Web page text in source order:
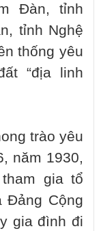
Đàn, tỉnh
tỉnh Nghệ
thống yêu
“địa linh
trào yêu
năm 1930,
gia tổ
Đảng Cộng
gia đình đi